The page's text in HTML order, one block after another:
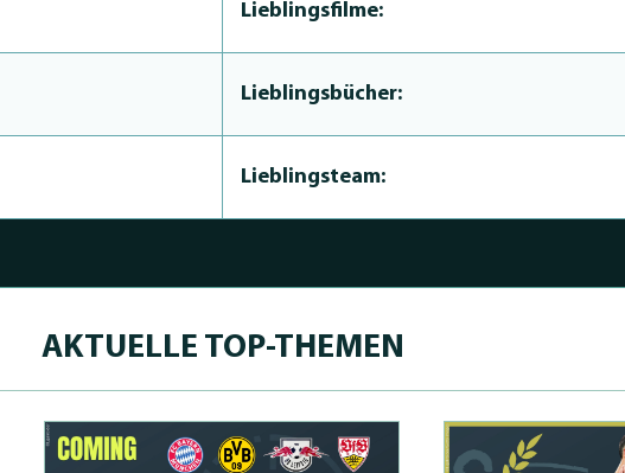
Lieblingsfilme:
Lieblingsbücher:
Lieblingsteam:
AKTUELLE TOP-THEMEN